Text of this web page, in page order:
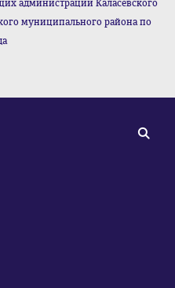
администрации Каласевского
муниципального района по